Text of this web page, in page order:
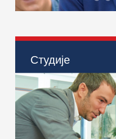
Студије
> Индустријско
> Инжењерски менаџмет
> Мехатроника